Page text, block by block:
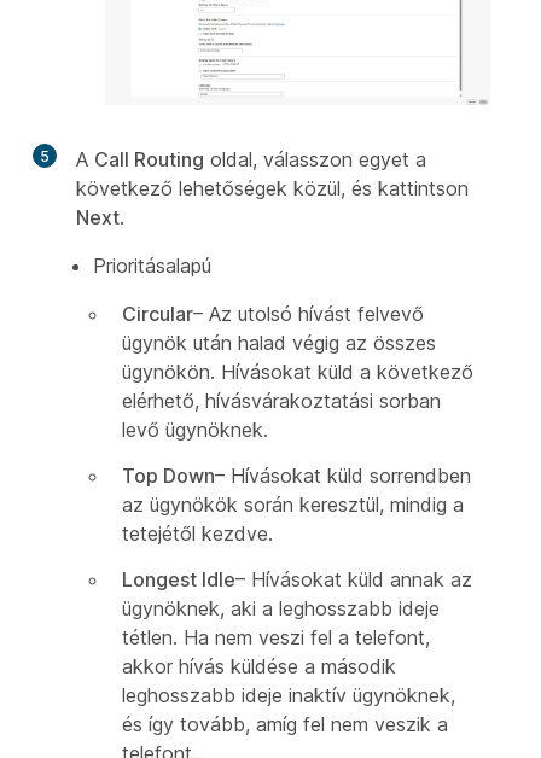
5 A Call Routing oldal, válasszon egyet a
következő lehetőségek közül, és kattintson
Next.
Prioritásalapú
Circular– Az utolsó hívást felvevő
ügynök után halad végig az összes
ügynökön. Hívásokat küld a következő
elérhető, hívásvárakoztatási sorban
levő ügynöknek.
Top Down– Hívásokat küld sorrendben
az ügynökök során keresztül, mindig a
tetejétől kezdve.
Longest Idle– Hívásokat küld annak az
ügynöknek, aki a leghosszabb ideje
tétlen. Ha nem veszi fel a telefont,
akkor hívás küldése a második
leghosszabb ideje inaktív ügynöknek,
és így tovább, amíg fel nem veszik a
telefont.